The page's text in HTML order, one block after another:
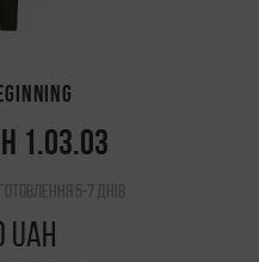
1.03.03
5-7 днів